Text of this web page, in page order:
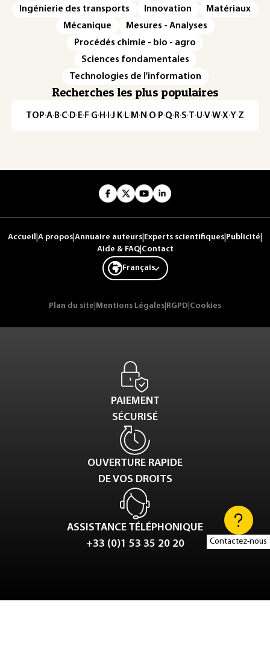
Contactez-nous
Ingénierie des transports
Innovation
Matériaux
Mécanique
Mesures - Analyses
Procédés chimie - bio - agro
Sciences fondamentales
Technologies de l'information
Recherches les plus populaires
TOP·A·B·C· D· E· F·G· H · ·J· K· L· M · N ·O· P·Q· R·S·T·U·V·W·X·Y·Z
Accueil A propos Annuaire auteurs Experts scientifiques Publicité
Aide & FAQ| Contact
Français
Plan du site Mentions Légales RGPD Cookies
PAIEMENT
SÉCURISÉ
OUVERTURE RAPIDE
DE VOS DROITS
ASSISTANCE TÉLÉPHONIQUE
+33 (0)1 53 35 20 20